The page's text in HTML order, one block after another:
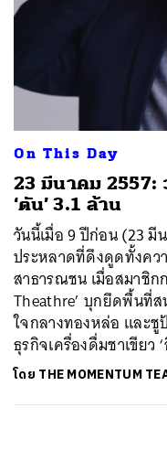
On This Day
23 มีนาคม 2557:
‘ตัน’ 3.1 ล้าน
วันนี้เมื่อ 9 ปีก่อน (23 มี
ประหลาดที่ดึงดูดทั้งคว
สาธารณชน เมื่อสมาชิก
Theathre’ บุกยึดพื้นที่
ใจกลางทองหล่อ และชู
ธุรกิจเครื่องดื่มชาเขียว
โดย THE MOMENTUM
SHARE